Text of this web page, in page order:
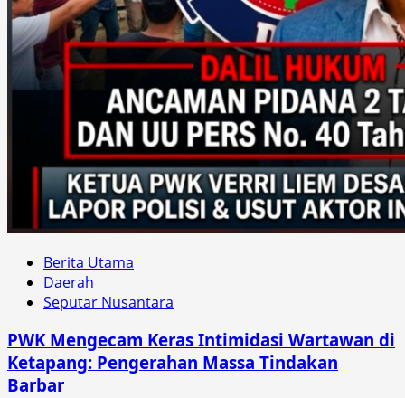
Berita Utama
Daerah
Seputar Nusantara
PWK Mengecam Keras Intimidasi Wartawan di
Ketapang: Pengerahan Massa Tindakan
Barbar